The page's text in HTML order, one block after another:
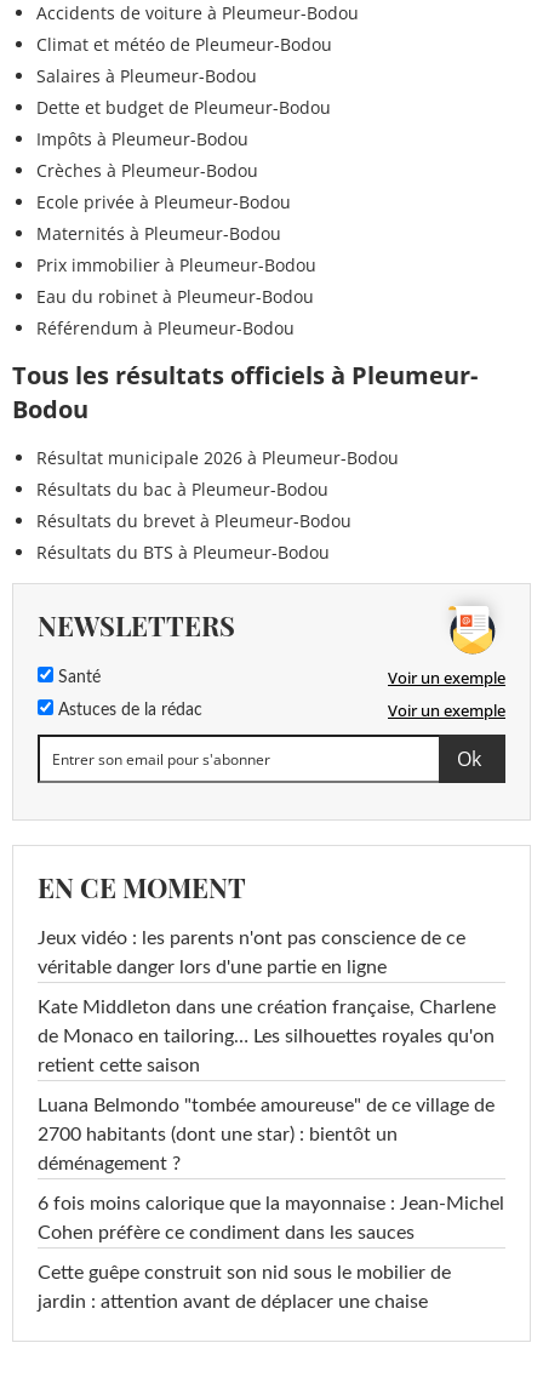
Accidents de voiture à Pleumeur-Bodou
Climat et météo de Pleumeur-Bodou
Salaires à Pleumeur-Bodou
Dette et budget de Pleumeur-Bodou
Impôts à Pleumeur-Bodou
Crèches à Pleumeur-Bodou
Ecole privée à Pleumeur-Bodou
Maternités à Pleumeur-Bodou
Prix immobilier à Pleumeur-Bodou
Eau du robinet à Pleumeur-Bodou
Référendum à Pleumeur-Bodou
Tous les résultats officiels à Pleumeur-
Bodou
Résultat municipale 2026 à Pleumeur-Bodou
Résultats du bac à Pleumeur-Bodou
Résultats du brevet à Pleumeur-Bodou
Résultats du BTS à Pleumeur-Bodou
NEWSLETTERS
Santé Voir un exemple
Astuces de la rédac Voir un exemple
EN CE MOMENT
Jeux vidéo : les parents n'ont pas conscience de ce
véritable danger lors d'une partie en ligne
Kate Middleton dans une création française, Charlene
de Monaco en tailoring… Les silhouettes royales qu'on
retient cette saison
Luana Belmondo "tombée amoureuse" de ce village de
2700 habitants (dont une star) : bientôt un
déménagement ?
6 fois moins calorique que la mayonnaise : Jean-Michel
Cohen préfère ce condiment dans les sauces
Cette guêpe construit son nid sous le mobilier de
jardin : attention avant de déplacer une chaise